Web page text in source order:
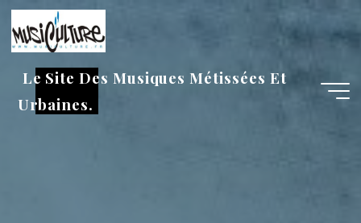
Aller
au
contenu
Le Site Des Musiques Métissées Et
Urbaines.